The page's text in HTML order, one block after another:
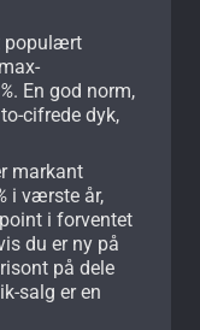
populært
. En god norm,
cifrede dyk,
markant
i værste år,
i forventet
du er ny på
på dele
salg er en